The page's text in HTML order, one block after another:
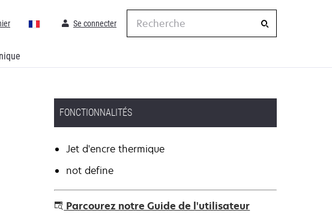
Se connecter
Recherche
FONCTIONNALITÉS
Jet d'encre thermique
not define
Parcourez notre Guide de l'utilisateur